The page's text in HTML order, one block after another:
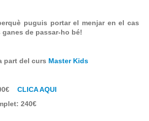
puguis portar el menjar en el cas
de passar-ho bé!
part del curs Master Kids
CLICA AQUI
240€